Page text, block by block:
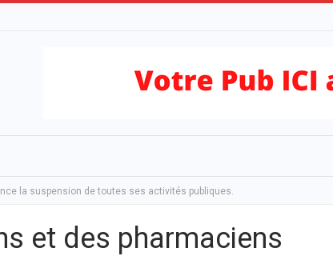
la suspension de toutes ses activités publiques.
et des pharmaciens